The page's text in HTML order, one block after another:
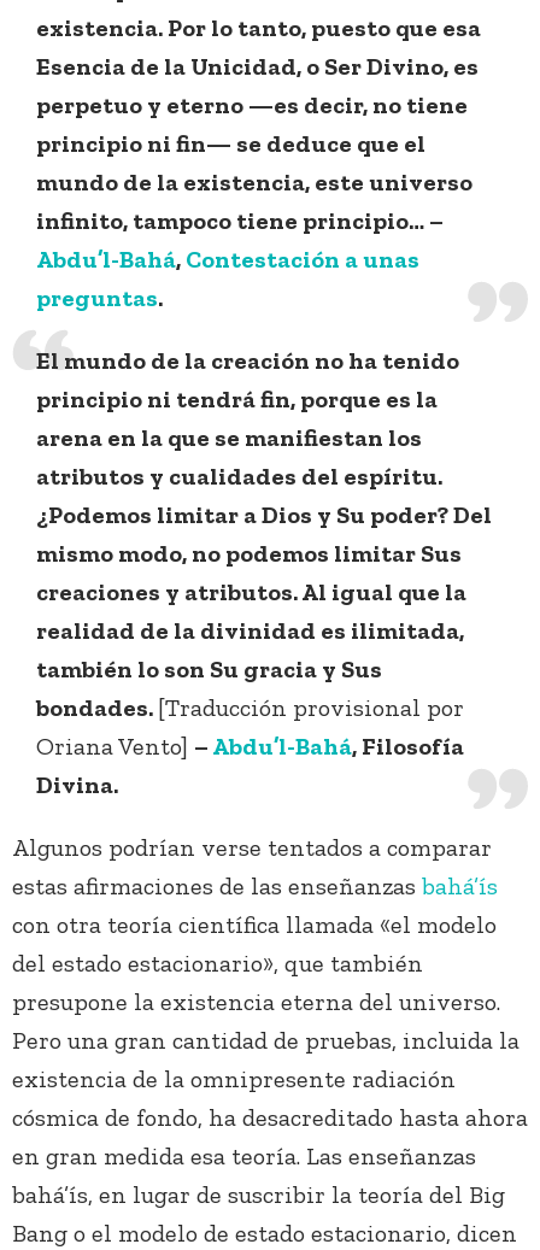
existencia. Por lo tanto, puesto que esa
Esencia de la Unicidad, o Ser Divino, es
perpetuo y eterno —es decir, no tiene
principio ni fin— se deduce que el
mundo de la existencia, este universo
infinito, tampoco tiene principio… –
Abdu’l-Bahá, Contestación a unas
preguntas.
El mundo de la creación no ha tenido
principio ni tendrá fin, porque es la
arena en la que se manifiestan los
atributos y cualidades del espíritu.
¿Podemos limitar a Dios y Su poder? Del
mismo modo, no podemos limitar Sus
creaciones y atributos. Al igual que la
realidad de la divinidad es ilimitada,
también lo son Su gracia y Sus
bondades. [Traducción provisional por
Oriana Vento] – Abdu’l-Bahá, Filosofía
Divina.
Algunos podrían verse tentados a comparar
estas afirmaciones de las enseñanzas bahá’ís
con otra teoría científica llamada «el modelo
del estado estacionario», que también
presupone la existencia eterna del universo.
Pero una gran cantidad de pruebas, incluida la
existencia de la omnipresente radiación
cósmica de fondo, ha desacreditado hasta ahora
en gran medida esa teoría. Las enseñanzas
bahá’ís, en lugar de suscribir la teoría del Big
Bang o el modelo de estado estacionario, dicen